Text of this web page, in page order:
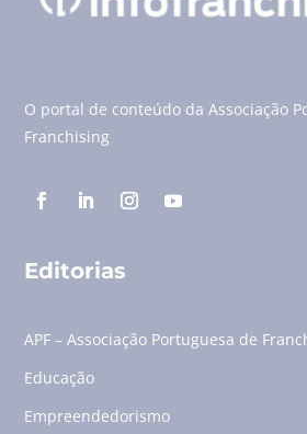
O portal de conteúdo da Associação
Franchising
Editorias
APF – Associação Portuguesa de
Educação
Empreendedorismo